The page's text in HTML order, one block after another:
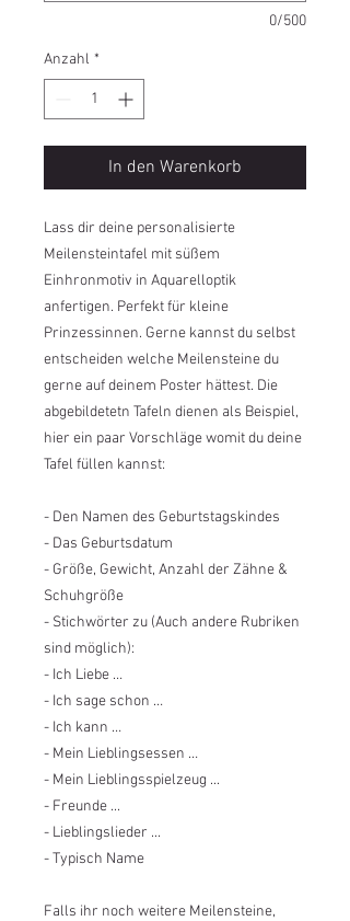
0/500
Anzahl *
In den Warenkorb
Lass dir deine personalisierte
Meilensteintafel mit süßem
Einhronmotiv in Aquarelloptik
anfertigen. Perfekt für kleine
Prinzessinnen. Gerne kannst du selbst
entscheiden welche Meilensteine du
gerne auf deinem Poster hättest. Die
abgebildetetn Tafeln dienen als Beispiel,
hier ein paar Vorschläge womit du deine
Tafel füllen kannst:
- Den Namen des Geburtstagskindes
- Das Geburtsdatum
- Größe, Gewicht, Anzahl der Zähne &
Schuhgröße
- Stichwörter zu (Auch andere Rubriken
sind möglich):
- Ich Liebe …
- Ich sage schon …
- Ich kann …
- Mein Lieblingsessen …
- Mein Lieblingsspielzeug ...
- Freunde ...
- Lieblingslieder ...
- Typisch Name
Falls ihr noch weitere Meilensteine,